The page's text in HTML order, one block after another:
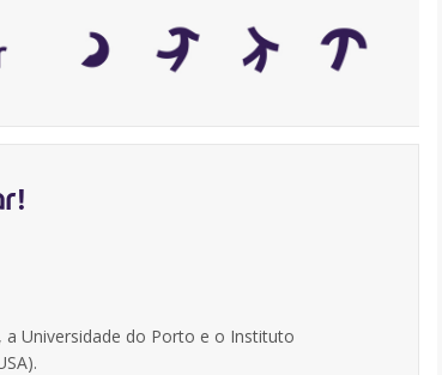
Universidade do Porto e o Instituto